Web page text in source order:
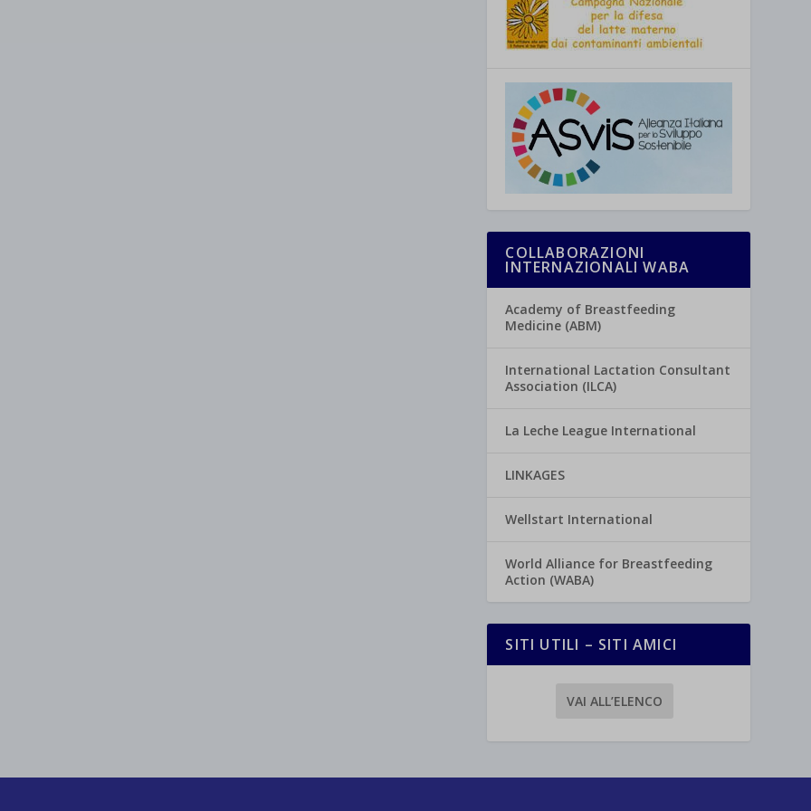
COLLABORAZIONI
INTERNAZIONALI WABA
Academy of Breastfeeding
Medicine (ABM)
International Lactation Consultant
Association (ILCA)
La Leche League International
LINKAGES
Wellstart International
World Alliance for Breastfeeding
Action (WABA)
SITI UTILI – SITI AMICI
VAI ALL’ELENCO